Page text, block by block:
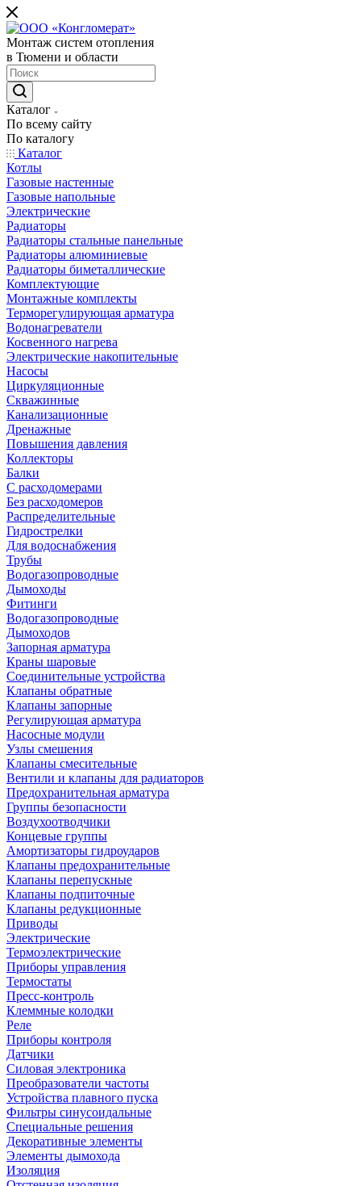
Монтаж систем отопления
в Тюмени и области
Каталог
По всему сайту
По каталогу
Каталог
Котлы
Газовые настенные
Газовые напольные
Электрические
Радиаторы
Радиаторы стальные панельные
Радиаторы алюминиевые
Радиаторы биметаллические
Комплектующие
Монтажные комплекты
Терморегулирующая арматура
Водонагреватели
Косвенного нагрева
Электрические накопительные
Насосы
Циркуляционные
Скважинные
Канализационные
Дренажные
Повышения давления
Коллекторы
Балки
С расходомерами
Без расходомеров
Распределительные
Гидрострелки
Для водоснабжения
Трубы
Водогазопроводные
Дымоходы
Фитинги
Водогазопроводные
Дымоходов
Запорная арматура
Краны шаровые
Соединительные устройства
Клапаны обратные
Клапаны запорные
Регулирующая арматура
Насосные модули
Узлы смешения
Клапаны смесительные
Вентили и клапаны для радиаторов
Предохранительная арматура
Группы безопасности
Воздухоотводчики
Концевые группы
Амортизаторы гидроударов
Клапаны предохранительные
Клапаны перепускные
Клапаны подпиточные
Клапаны редукционные
Приводы
Электрические
Термоэлектрические
Приборы управления
Термостаты
Пресс-контроль
Клеммные колодки
Реле
Приборы контроля
Датчики
Силовая электроника
Преобразователи частоты
Устройства плавного пуска
Фильтры синусоидальные
Специальные решения
Декоративные элементы
Элементы дымохода
Изоляция